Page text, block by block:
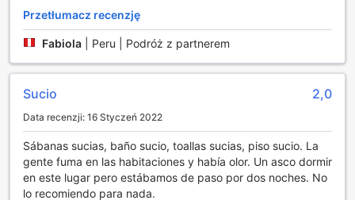
Udogodnienia w Hotelu Bariloche By Tierra Gaucha
Hotel Bariloche By Tierra Gaucha w San Carlos de Bariloche
to miejsce, które łączy komfort z praktycznymi
bezpieczeństwo podczas pobytu. W hotelu dostępne są
sejfy, które umożliwiają przechowywanie wartościowych
przedmiotów, dając gościom spokój umysłu. Nasz
profesjonalny concierge jest zawsze gotowy, aby pomóc w
organizacji atrakcji i udzielić informacji o lokalnych
atrakcjach, co sprawia, że każdy moment spędzony w
Bariloche jest niezapomniany.
Przetłumacz recenzję
Fabiola Peru | Podróż z partnerem
Sucio 2,0
Data recenzji: 16 Styczeń 2022
Sábanas sucias, baño sucio, toallas sucias, piso sucio. La
gente fuma en las habitaciones y había olor. Un asco dormir
en este lugar pero estábamos de paso por dos noches. No
lo recomiendo para nada.